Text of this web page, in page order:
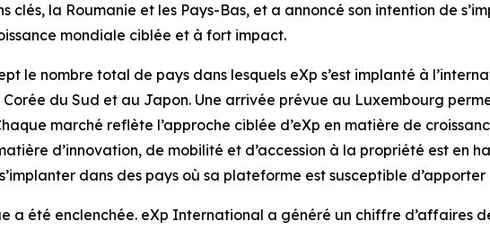
clés, la Roumanie et les Pays-Bas, et a annoncé son intention de
mondiale ciblée et à fort impact.
le nombre total de pays dans lesquels eXp s’est implanté à
Corée du Sud et au Japon. Une arrivée prévue au Luxembourg
marché reflète l’approche ciblée d’eXp en matière de
d’innovation, de mobilité et d’accession à la propriété est en
dans des pays où sa plateforme est susceptible
a été enclenchée. eXp International a généré un chiffre d’affaires